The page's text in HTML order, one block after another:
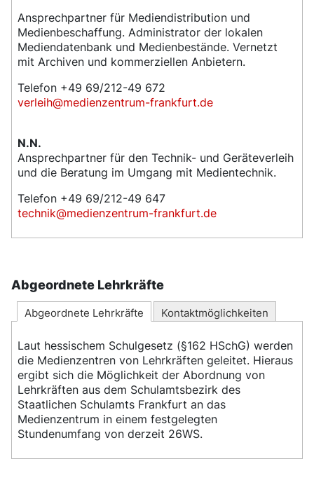
Ansprechpartner für Mediendistribution und
Medienbeschaffung. Administrator der lokalen
Mediendatenbank und Medienbestände. Vernetzt
mit Archiven und kommerziellen Anbietern.
Telefon +49 69/212-49 672
verleih@medienzentrum-frankfurt.de
N.N.
Ansprechpartner für den Technik- und Geräteverleih
und die Beratung im Umgang mit Medientechnik.
Telefon +49 69/212-49 647
technik@medienzentrum-frankfurt.de
Abgeordnete Lehrkräfte
Abgeordnete Lehrkräfte Kontaktmöglichkeiten
Laut hessischem Schulgesetz (§162 HSchG) werden
die Medienzentren von Lehrkräften geleitet. Hieraus
ergibt sich die Möglichkeit der Abordnung von
Lehrkräften aus dem Schulamtsbezirk des
Staatlichen Schulamts Frankfurt an das
Medienzentrum in einem festgelegten
Stundenumfang von derzeit 26WS.